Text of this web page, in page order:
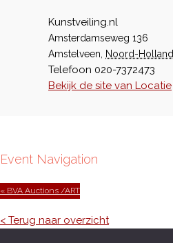
Kunstveiling.nl
Amsterdamseweg 136
Amstelveen
Noord-Holland
Telefoon 020-7372473
Bekijk de site van Locatie
Event Navigation
« BVA Auctions /ART
< Terug naar overzicht